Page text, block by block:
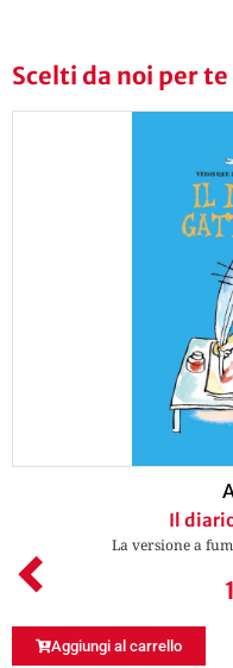
Scelti da noi per te
Il
La versione a
Aggiungi al carrello